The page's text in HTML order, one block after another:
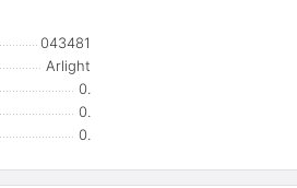
043481
Arlight
0.
0.
0.